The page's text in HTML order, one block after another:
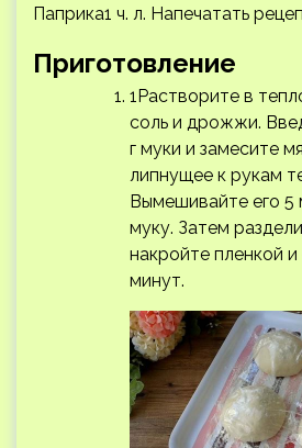
Паприка1 ч. л. Напечатать
Приготовление
1Растворите в
соль и дрожжи.
г муки и замесите
липнущее к рукам
Вымешивайте его 5
муку. Затем
накройте пленкой и
минут.